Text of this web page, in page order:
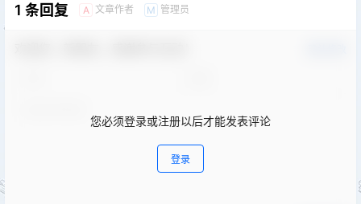
1 条回复 A 文章作者 M 管理员
您必须登录或注册以后才能发表评论
登录